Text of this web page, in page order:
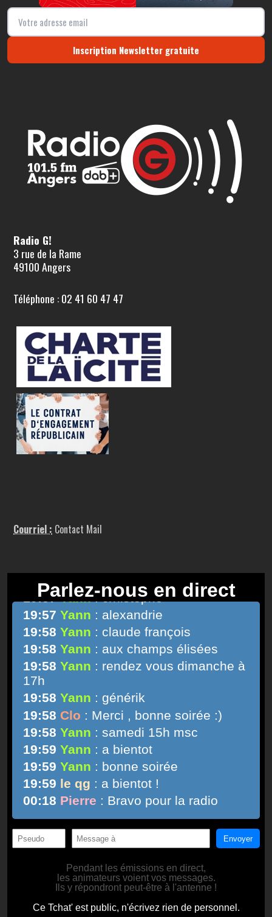
Inscription Newsletter gratuite
Radio G!
3 rue de la Rame
49100 Angers
Téléphone : 02 41 60 47 47
Courriel : Contact Mail